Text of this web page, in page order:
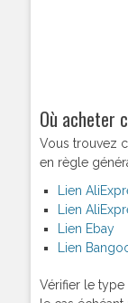
Où acheter
Vous trouvez
en règle
Lien
Lien
Lien Ebay
Lien
Vérifier le type